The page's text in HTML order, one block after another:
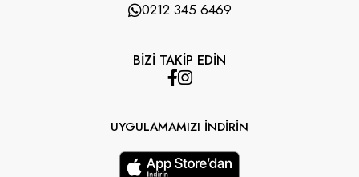
0212 345 6469
BİZİ TAKİP EDİN
UYGULAMAMIZI İNDİRİN